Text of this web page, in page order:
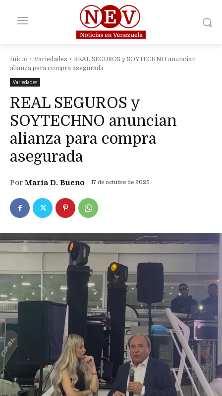
Inicio Variedades
REAL SEGUROS y SOYTECHNO anuncian
alianza para compra asegurada
Variedades
REAL SEGUROS y
SOYTECHNO anuncian
alianza para compra
asegurada
Por María D. Bueno 17 de octubre de 2025